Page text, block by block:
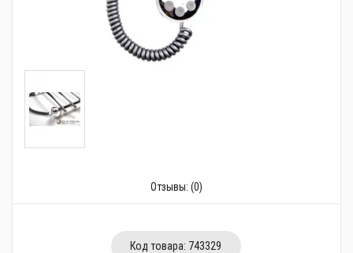
Отзывы: (0)
Код товара: 743329
Баки
Альтернативные источники энергии